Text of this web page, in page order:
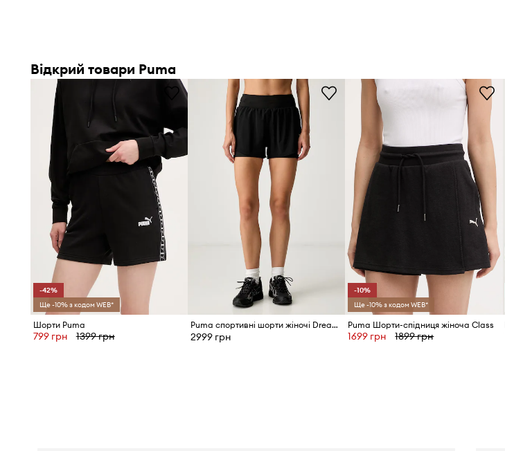
Відкрий товари Puma
-42%
Ще -10% з кодом WEB*
Шорти Puma
799 грн 1399 грн
Puma спортивні шорти жіночі DreamRun
2999 грн
-10%
Ще -10% з кодом WEB*
Puma Шорти-спідниця жіноча Class
1699 грн 1899 грн